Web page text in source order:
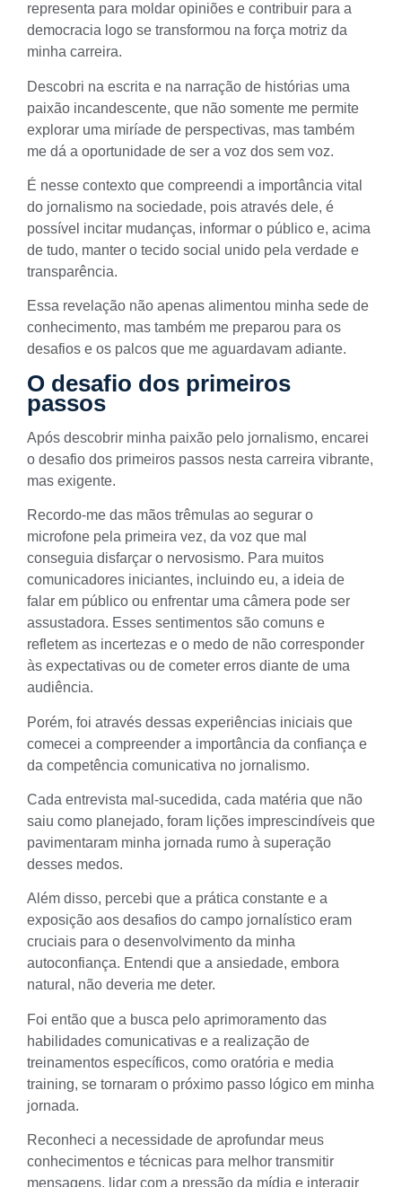
representa para moldar opiniões e contribuir para a
democracia logo se transformou na força motriz da
minha carreira.
Descobri na escrita e na narração de histórias uma
paixão incandescente, que não somente me permite
explorar uma miríade de perspectivas, mas também
me dá a oportunidade de ser a voz dos sem voz.
É nesse contexto que compreendi a importância vital
do jornalismo na sociedade, pois através dele, é
possível incitar mudanças, informar o público e, acima
de tudo, manter o tecido social unido pela verdade e
transparência.
Essa revelação não apenas alimentou minha sede de
conhecimento, mas também me preparou para os
desafios e os palcos que me aguardavam adiante.
O desafio dos primeiros
passos
Após descobrir minha paixão pelo jornalismo, encarei
o desafio dos primeiros passos nesta carreira vibrante,
mas exigente.
Recordo-me das mãos trêmulas ao segurar o
microfone pela primeira vez, da voz que mal
conseguia disfarçar o nervosismo. Para muitos
comunicadores iniciantes, incluindo eu, a ideia de
falar em público ou enfrentar uma câmera pode ser
assustadora. Esses sentimentos são comuns e
refletem as incertezas e o medo de não corresponder
às expectativas ou de cometer erros diante de uma
audiência.
Porém, foi através dessas experiências iniciais que
comecei a compreender a importância da confiança e
da competência comunicativa no jornalismo.
Cada entrevista mal-sucedida, cada matéria que não
saiu como planejado, foram lições imprescindíveis que
pavimentaram minha jornada rumo à superação
desses medos.
Além disso, percebi que a prática constante e a
exposição aos desafios do campo jornalístico eram
cruciais para o desenvolvimento da minha
autoconfiança. Entendi que a ansiedade, embora
natural, não deveria me deter.
Foi então que a busca pelo aprimoramento das
habilidades comunicativas e a realização de
treinamentos específicos, como oratória e media
training, se tornaram o próximo passo lógico em minha
jornada.
Reconheci a necessidade de aprofundar meus
conhecimentos e técnicas para melhor transmitir
mensagens, lidar com a pressão da mídia e interagir